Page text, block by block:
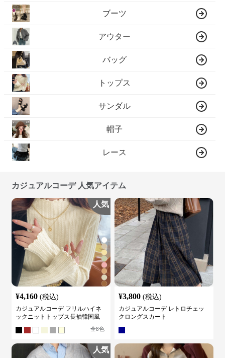
ブーツ
アウター
バッグ
トップス
サンダル
帽子
レース
カジュアルコーデ 人気アイテム
人気
¥4,160 (税込)
カジュアルコーデ フリルハイネ
ックニットトップス長袖韓国風
全8色
¥3,800 (税込)
カジュアルコーデ レトロチェッ
クロングスカート
人気